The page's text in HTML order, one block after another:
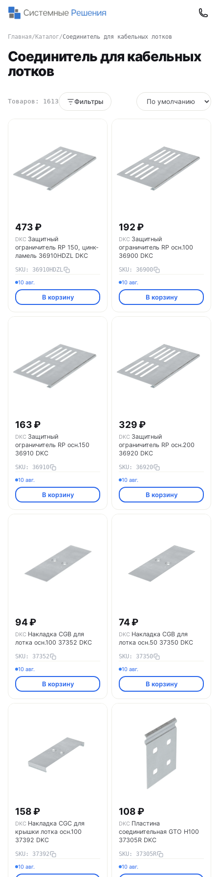
Главная/ Каталог/Соединитель для кабельных лотков
Соединитель для кабельных
лотков
Товаров: 1613 Фильтры
473 ₽
DKC Защитный
ограничитель RP 150, цинк-
ламель 36910HDZL DKC
SKU: 36910HDZL
10 авг.
В корзину
192 ₽
DKC Защитный
ограничитель RP осн.100
36900 DKC
SKU: 36900
10 авг.
В корзину
163 ₽
DKC Защитный
ограничитель RP осн.150
36910 DKC
SKU: 36910
10 авг.
В корзину
329 ₽
DKC Защитный
ограничитель RP осн.200
36920 DKC
SKU: 36920
10 авг.
В корзину
94 ₽
DKC Накладка CGB для
лотка осн.100 37352 DKC
SKU: 37352
10 авг.
В корзину
74 ₽
DKC Накладка CGB для
лотка осн.50 37350 DKC
SKU: 37350
10 авг.
В корзину
158 ₽
DKC Накладка CGC для
крышки лотка осн.100
37392 DKC
SKU: 37392
10 авг.
108 ₽
DKC Пластина
соединительная GTO H100
37305R DKC
SKU: 37305R
10 авг.